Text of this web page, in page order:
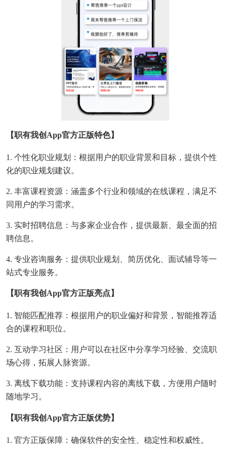
【职有我创app官方正版特色】
1. 个性化职业规划：根据用户的职业背景和目标，提供个性
化的职业规划建议。
2. 丰富课程资源：涵盖多个行业和领域的在线课程，满足不
同用户的学习需求。
3. 实时招聘信息：与多家企业合作，提供最新、最全面的招
聘信息。
4. 专业咨询服务：提供职业规划、简历优化、面试辅导等一
站式专业服务。
【职有我创app官方正版亮点】
1. 智能匹配推荐：根据用户的职业偏好和背景，智能推荐适
合的课程和职位。
2. 互动学习社区：用户可以在社区中分享学习经验、交流职
场心得，拓展人脉资源。
3. 离线下载功能：支持课程内容的离线下载，方便用户随时
随地学习。
【职有我创app官方正版优势】
1. 官方正版保障：确保软件的安全性、稳定性和权威性。